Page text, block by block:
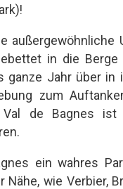
außergewöhnliche
in die
ganze Jahr über
zum
Val de Bagnes
ein wahres
wie Verbier,